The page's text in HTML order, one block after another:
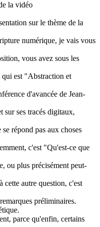
la vidéo
sur le thème de la
numérique, je vais vous
vous avez sous les
qui est "Abstraction et
d'avancée de Jean-
sur ses tracés digitaux,
répond pas aux choses
c'est "Qu'est-ce que
ou plus précisément peut-
cette autre question, c'est
préliminaires.
parce qu'enfin, certains